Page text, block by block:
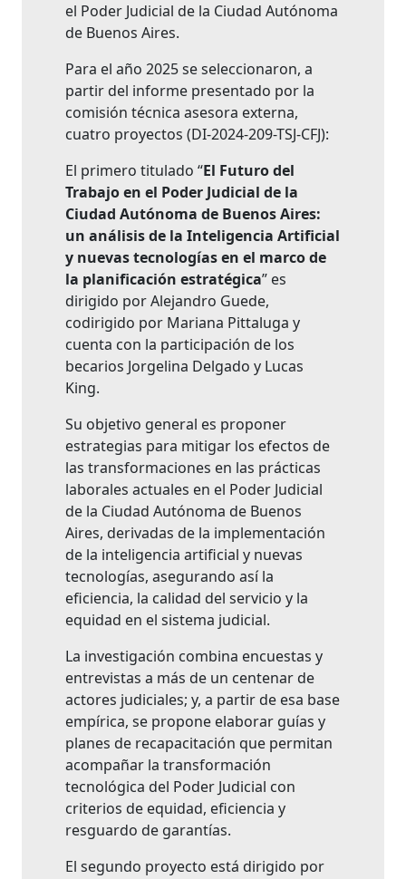
el Poder Judicial de la Ciudad Autónoma
de Buenos Aires.
Para el año 2025 se seleccionaron, a
partir del informe presentado por la
comisión técnica asesora externa,
cuatro proyectos (DI-2024-209-TSJ-CFJ):
El primero titulado “El Futuro del
Trabajo en el Poder Judicial de la
Ciudad Autónoma de Buenos Aires:
un análisis de la Inteligencia Artificial
y nuevas tecnologías en el marco de
la planificación estratégica” es
dirigido por Alejandro Guede,
codirigido por Mariana Pittaluga y
cuenta con la participación de los
becarios Jorgelina Delgado y Lucas
King.
Su objetivo general es proponer
estrategias para mitigar los efectos de
las transformaciones en las prácticas
laborales actuales en el Poder Judicial
de la Ciudad Autónoma de Buenos
Aires, derivadas de la implementación
de la inteligencia artificial y nuevas
tecnologías, asegurando así la
eficiencia, la calidad del servicio y la
equidad en el sistema judicial.
La investigación combina encuestas y
entrevistas a más de un centenar de
actores judiciales; y, a partir de esa base
empírica, se propone elaborar guías y
planes de recapacitación que permitan
acompañar la transformación
tecnológica del Poder Judicial con
criterios de equidad, eficiencia y
resguardo de garantías.
El segundo proyecto está dirigido por